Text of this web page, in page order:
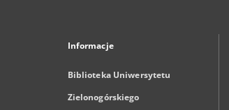
Informacje
Biblioteka Uniwersytetu
Zielonogórskiego